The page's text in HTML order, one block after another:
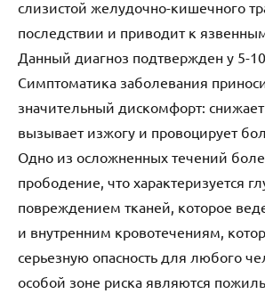
слизистой желудочно-кишечного
последствии и приводит к
Данный диагноз подтвержден у 5-
Симптоматика заболевания
значительный дискомфорт: снижает
вызывает изжогу и провоцирует
Одно из осложненных течений
прободение, что характеризуется
повреждением тканей, которое
и внутренним кровотечениям,
серьезную опасность для любого
особой зоне риска являются